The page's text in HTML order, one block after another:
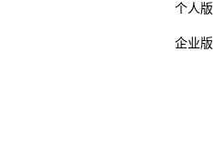
个人版
企业版